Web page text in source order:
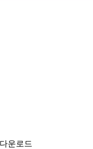
운로드